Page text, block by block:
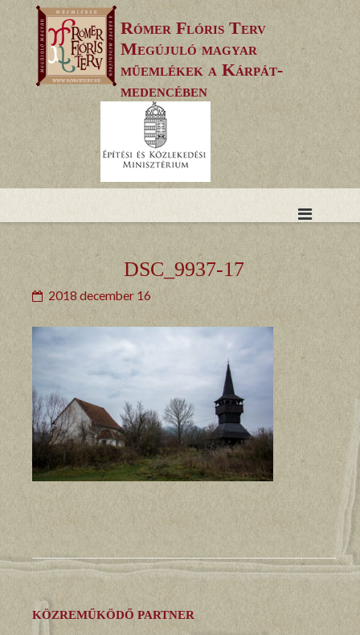
to
content
Rómer Flóris Terv
Megújuló magyar
műemlékek a Kárpát-
medencében
DSC_9937-17
2018 december 16
KÖZREMŰKÖDŐ PARTNER